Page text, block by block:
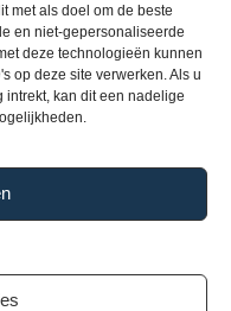
met als doel om de beste
en niet-gepersonaliseerde
deze technologieën kunnen
op deze site verwerken. Als u
intrekt, kan dit een nadelige